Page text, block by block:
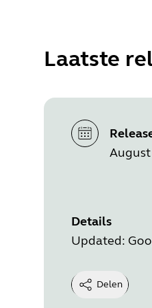
Laatste
August
Details
Updated:
Delen